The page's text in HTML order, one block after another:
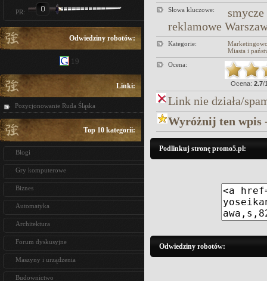
PR:
Odwiedziny robotów:
19
Linki:
Pozycjonowanie Ruda Śląska
Top 10 kategorii:
Blogi
Gry komputerowe
Biznes
Automatyka
Architektura
Forum dyskusyjne
Maszyny i urządzenia
Budownictwo
Słowa kluczowe:
reklamowe
Kategorie:
Miasta i
Ocena:
Ocena: 2.7/
Link nie działa/
Wyróżnij ten wpis
Podlinkuj stronę promo5.pl:
Odwiedziny robotów: